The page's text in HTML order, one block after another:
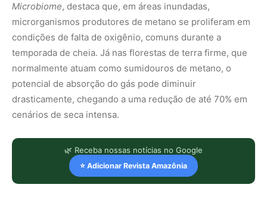
Microbiome, destaca que, em áreas inundadas,
microrganismos produtores de metano se proliferam em
condições de falta de oxigênio, comuns durante a
temporada de cheia. Já nas florestas de terra firme, que
normalmente atuam como sumidouros de metano, o
potencial de absorção do gás pode diminuir
drasticamente, chegando a uma redução de até 70% em
cenários de seca intensa.
🌿 Receba nossas notícias no Google
⭐ Adicionar Revista Amazônia